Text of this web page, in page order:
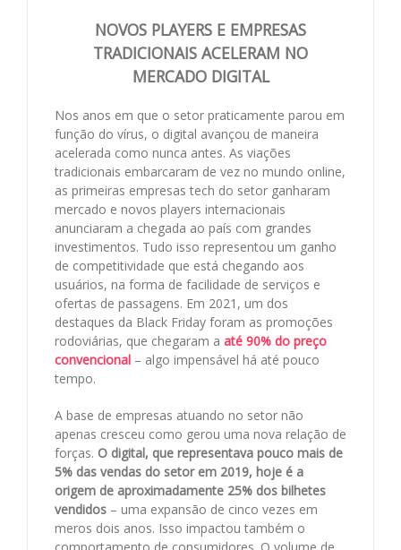
NOVOS PLAYERS E EMPRESAS
TRADICIONAIS ACELERAM NO
MERCADO DIGITAL
Nos anos em que o setor praticamente parou em
função do vírus, o digital avançou de maneira
acelerada como nunca antes. As viações
tradicionais embarcaram de vez no mundo online,
as primeiras empresas tech do setor ganharam
mercado e novos players internacionais
anunciaram a chegada ao país com grandes
investimentos. Tudo isso representou um ganho
de competitividade que está chegando aos
usuários, na forma de facilidade de serviços e
ofertas de passagens. Em 2021, um dos
destaques da Black Friday foram as promoções
rodoviárias, que chegaram a até 90% do preço
convencional – algo impensável há até pouco
tempo.
A base de empresas atuando no setor não
apenas cresceu como gerou uma nova relação de
forças. O digital, que representava pouco mais de
5% das vendas do setor em 2019, hoje é a
origem de aproximadamente 25% dos bilhetes
vendidos – uma expansão de cinco vezes em
meros dois anos. Isso impactou também o
comportamento de consumidores. O volume de